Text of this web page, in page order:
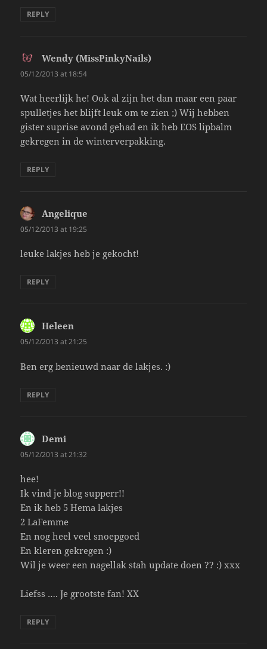
REPLY
Wendy (MissPinkyNails)
05/12/2013 at 18:54
Wat heerlijk he! Ook al zijn het dan maar een paar
spulletjes het blijft leuk om te zien ;) Wij hebben
gister suprise avond gehad en ik heb EOS lipbalm
gekregen in de winterverpakking.
REPLY
Angelique
05/12/2013 at 19:25
leuke lakjes heb je gekocht!
REPLY
Heleen
05/12/2013 at 21:25
Ben erg benieuwd naar de lakjes. :)
REPLY
Demi
05/12/2013 at 21:32
hee!
Ik vind je blog supperr!!
En ik heb 5 Hema lakjes
2 LaFemme
En nog heel veel snoepgoed
En kleren gekregen :)
Wil je weer een nagellak stah update doen ?? :) xxx
Liefss …. Je grootste fan! XX
REPLY